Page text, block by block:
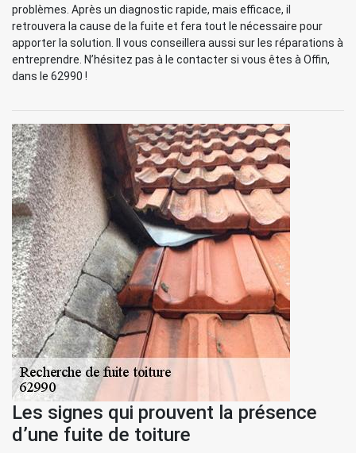
problèmes. Après un diagnostic rapide, mais efficace, il
retrouvera la cause de la fuite et fera tout le nécessaire pour
apporter la solution. Il vous conseillera aussi sur les réparations à
entreprendre. N’hésitez pas à le contacter si vous êtes à Offin,
dans le 62990 !
Les signes qui prouvent la présence
d’une fuite de toiture